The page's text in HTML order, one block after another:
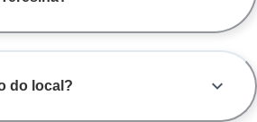
do local?